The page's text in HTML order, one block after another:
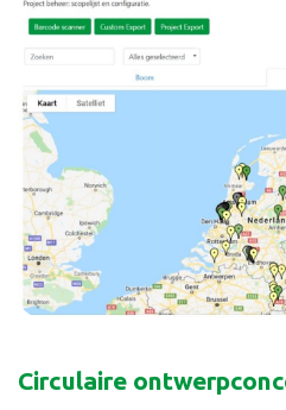
Circulaire